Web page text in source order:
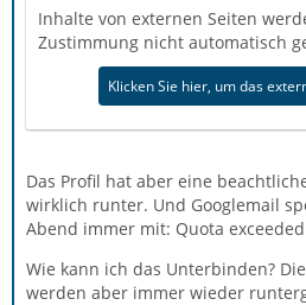
Inhalte von externen Seiten
Zustimmung nicht automatisch
Klicken Sie hier, um das
Das Profil hat aber eine
wirklich runter. Und Googlemail
Abend immer mit: Quota
Wie kann ich das Unterbinden?
werden aber immer wieder